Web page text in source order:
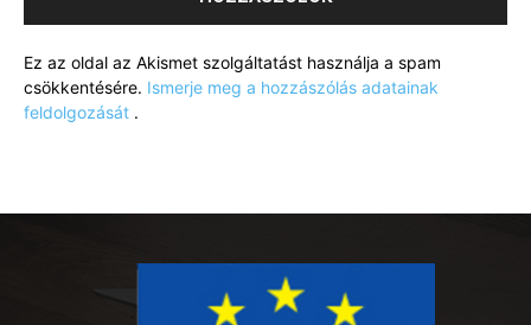
Ez az oldal az Akismet szolgáltatást használja a spam
csökkentésére. Ismerje meg a hozzászólás adatainak
feldolgozását .